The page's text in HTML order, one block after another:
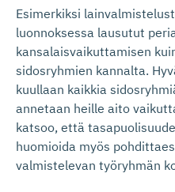
Esimerkiksi
luonnoksessa lausutut
kansalaisvaikuttamisen
sidosryhmien kannalta.
kuullaan kaikkia
annetaan heille aito
katsoo, että
huomioida myös
valmistelevan työryhmän